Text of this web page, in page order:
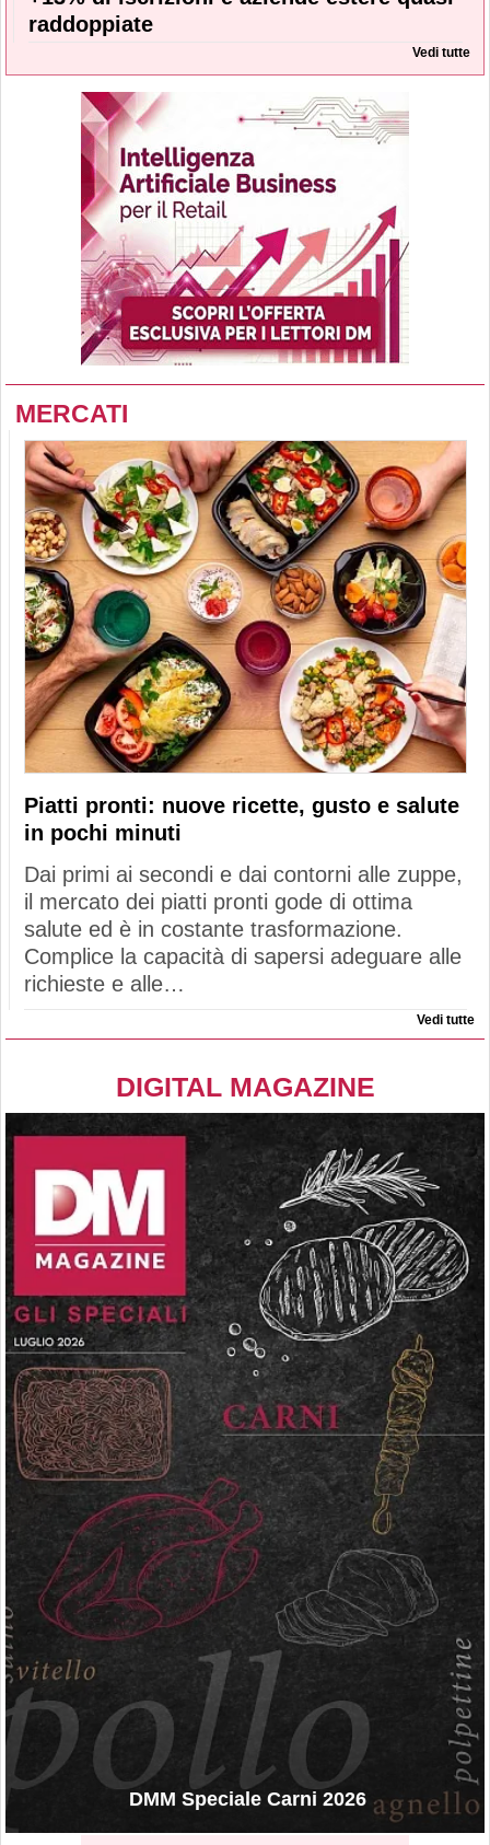
raddoppiate
Vedi tutte
MERCATI
Piatti pronti: nuove ricette, gusto e salute
in pochi minuti
Dai primi ai secondi e dai contorni alle zuppe,
il mercato dei piatti pronti gode di ottima
salute ed è in costante trasformazione.
Complice la capacità di sapersi adeguare alle
richieste e alle…
Vedi tutte
DIGITAL MAGAZINE
DMM Speciale Carni 2026